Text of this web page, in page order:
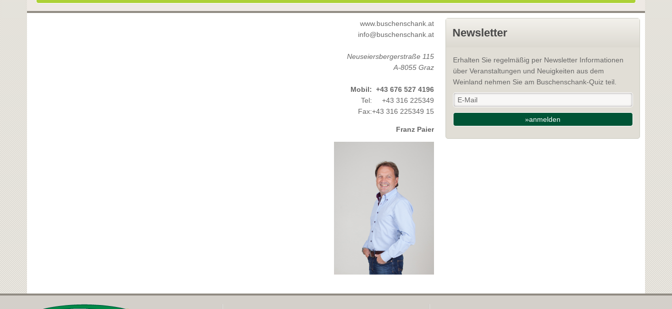
www.buschenschank.at
info@buschenschank.at
Neuseiersbergerstraße 115
A-8055 Graz
Mobil: +43 676 527 4196
Tel:
+43 316 225349
Fax:+43 316 225349 15
Franz Paier
Newsletter
Erhalten Sie regelmäßig per Newsletter Informationen
über Veranstaltungen und Neuigkeiten aus dem
Weinland nehmen Sie am Buschenschank-Quiz teil.
»anmelden